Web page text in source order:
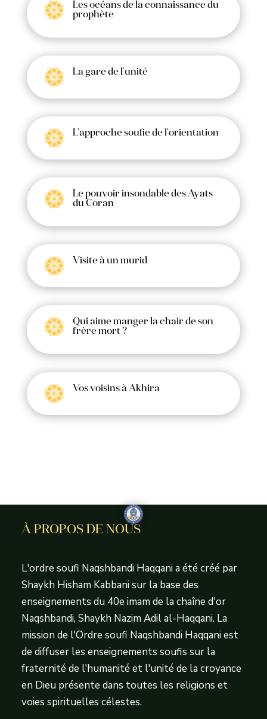
Les océans de la connaissance du
prophète
La gare de l'unité
L'approche soufie de l'orientation
Le pouvoir insondable des Ayats
du Coran
Visite à un murid
Qui aime manger la chair de son
frère mort ?
Vos voisins à Akhira
À PROPOS DE NOUS
L'ordre soufi Naqshbandi Haqqani a été créé par
Shaykh Hisham Kabbani sur la base des
enseignements du 40e imam de la chaîne d'or
Naqshbandi, Shaykh Nazim Adil al-Haqqani. La
mission de l'Ordre soufi Naqshbandi Haqqani est
de diffuser les enseignements soufis sur la
fraternité de l'humanité et l'unité de la croyance
en Dieu présente dans toutes les religions et
voies spirituelles célestes.